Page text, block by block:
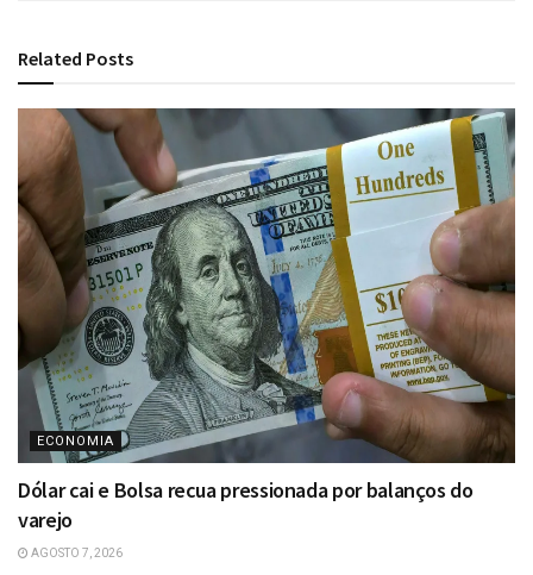
Related Posts
ECONOMIA
Dólar cai e Bolsa recua pressionada por balanços do
varejo
AGOSTO 7, 2026